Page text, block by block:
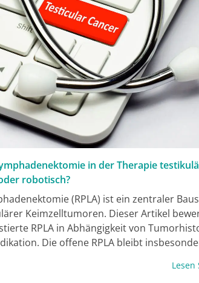
in der Therapie
robotisch?
(RPLA) ist ein zentraler
Keimzelltumoren. Dieser Artikel
RPLA in Abhängigkeit von
Die offene RPLA bleibt
Verfahren sind bei streng
Lesen